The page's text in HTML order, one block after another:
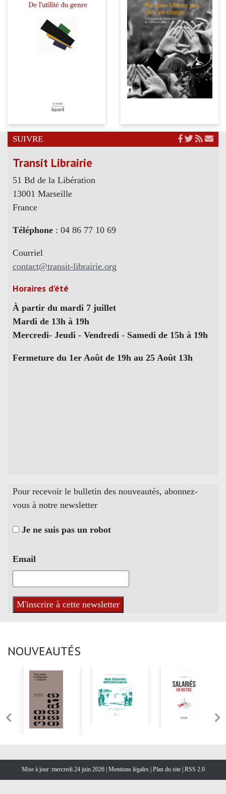
SUIVRE
Transit Librairie
51 Bd de la Libération
13001 Marseille
France
Téléphone : 04 86 77 10 69
Courriel
contact@transit-librairie.org
Horaires d’été
À partir du mardi 7 juillet
Mardi de 13h à 19h
Mercredi- Jeudi - Vendredi - Samedi de 15h à 19h
Fermeture du 1er Août de 19h au 25 Août 13h
Pour recevoir le bulletin des nouveautés, abonnez-
vous à notre newsletter
Je ne suis pas un robot
Email
NOUVEAUTÉS
Mise à jour :mercredi 24 juin 2026 | Mentions légales Plan du site RSS 2.0